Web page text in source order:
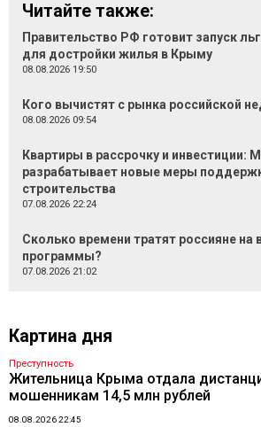
Читайте также:
Правительство РФ готовит запуск
для достройки жилья в Крыму
08.08.2026 19:50
Кого вычистят с рынка российской
08.08.2026 09:54
Квартиры в рассрочку и инвестиции:
разрабатывает новые меры
строительства
07.08.2026 22:24
Сколько времени тратят россияне на
программы?
07.08.2026 21:02
Картина дня
Преступность
Жительница Крыма отдала
мошенникам 14,5 млн рублей
08.08.2026 22:45